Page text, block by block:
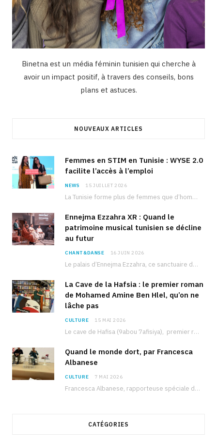
Binetna est un média féminin tunisien qui cherche à
avoir un impact positif, à travers des conseils, bons
plans et astuces.
NOUVEAUX ARTICLES
Femmes en STIM en Tunisie : WYSE 2.0
facilite l’accès à l’emploi
NEWS 15 JUILLET 2026
La Tunisie forme plus de femmes que d’hommes dans les filières scientifiques. Pourtant, pour beaucoup…
Ennejma Ezzahra XR : Quand le
patrimoine musical tunisien se décline
au futur
CHANT&DANSE 16 JUIN 2026
Le palais d’Ennejma Ezzahra, ce sanctuaire de la musique tunisienne et méditerranéenne construit par le…
La Cave de la Hafsia : le premier roman
de Mohamed Amine Ben Hlel, qu’on ne
lâche pas
CULTURE 15 MAI 2026
Le cave de Hafisa (9abou 7afisiya), premier roman du journaliste tunisien Mohamed Amine Ben Hlel,…
Quand le monde dort, par Francesca
Albanese
CULTURE 7 MAI 2026
Francesca Albanese, rapporteuse spéciale de l’ONU sur les territoires palestiniens occupés, était à Tunis pour…
CATÉGORIES